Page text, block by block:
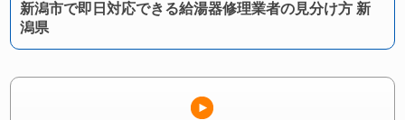
新潟市で即日対応できる給湯器修理業者の見分け方 新
潟県